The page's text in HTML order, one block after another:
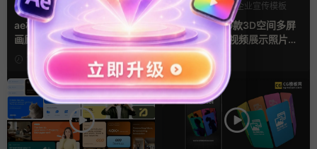
LOGO动画
三维 幻灯片
ae相册模板 多场景照片墙堆叠
画廊幻灯片宣传视频
17小时前
PR基本图形
企业宣传模板
幻灯片
Pr视频模板 10款3D空间多屏
切换开场相册视频展示照片墙
pr模板
2天前